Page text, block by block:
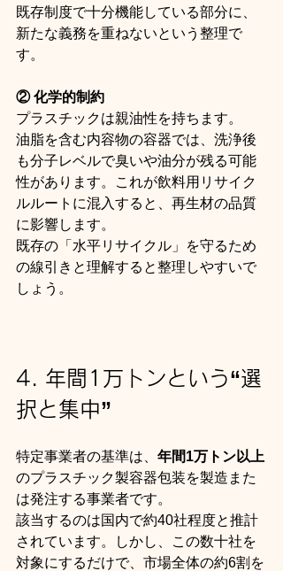
既存制度で十分機能している部分に、
新たな義務を重ねないという整理で
す。
② 化学的制約
プラスチックは親油性を持ちます。
油脂を含む内容物の容器では、洗浄後
も分子レベルで臭いや油分が残る可能
性があります。これが飲料用リサイク
ルルートに混入すると、再生材の品質
に影響します。
既存の「水平リサイクル」を守るため
の線引きと理解すると整理しやすいで
しょう。
4. 年間1万トンという“選
択と集中”
特定事業者の基準は、 年間1万トン以上
のプラスチック製容器包装を製造また
は発注する事業者です。
該当するのは国内で約40社程度と推計
されています。しかし、この数十社を
対象にするだけで、市場全体の約6割を